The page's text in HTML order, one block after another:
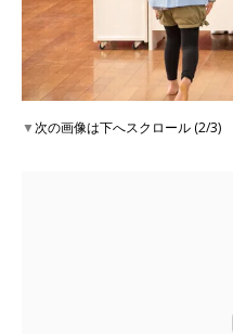
▼次の画像は下へスクロール (2/3)